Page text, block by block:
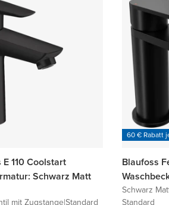
110 Coolstart
Schwarz Matt
mit Zugstange|Standard
60 € Rabatt
Blaufoss
Schwarz
Standard